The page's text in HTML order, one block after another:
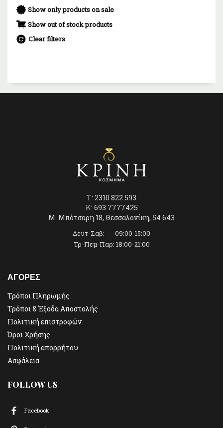
Show only products on sale
Show out of stock products
Clear filters
T: 2310 822 593
K: 693 7777425
Μ. Μπότσαρη 18, Θεσσαλονίκη, 54 643
Δευτ-Σαβ: 09:00-15:00
Τρ-Πεμ-Παρ: 18:00-21:00
ΑΓΟΡΕΣ
Τρόποι Πληρωμής
Τρόποι & Έξοδα Αποστολής
Πολιτική επιστροφών
Όροι Χρήσης
Πολιτική απορρήτου
Ασφάλεια
FOLLOW US
Facebook